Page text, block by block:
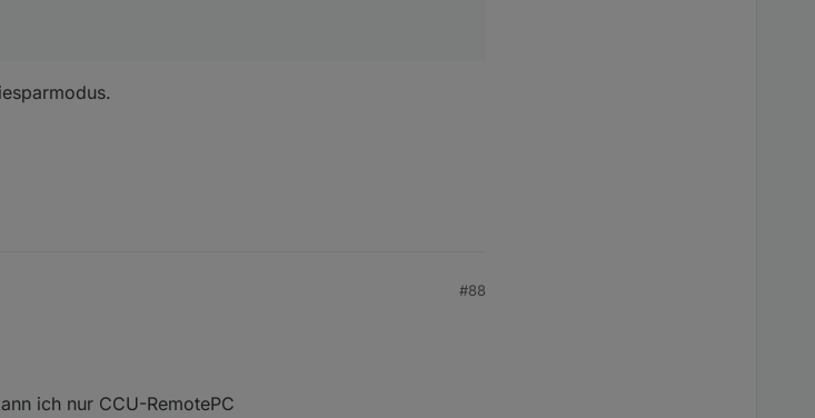
#88
ich nur CCU-RemotePC